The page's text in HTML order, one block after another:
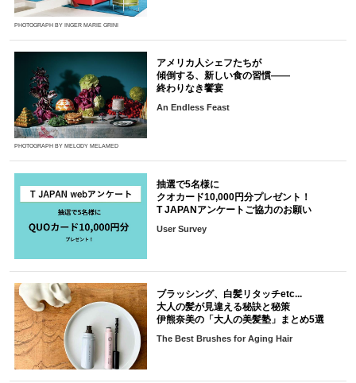
PHOTOGRAPH BY INGER MARIE GRINI
PHOTOGRAPH BY MELODY MELAMED
アメリカ人シェフたちが
傾倒する、新しい食の習慣――
終わりなき饗宴
An Endless Feast
抽選で5名様に
クオカード10,000円分プレゼント！
T JAPANアンケートご協力のお願い
User Survey
ブラッシング、白髪リタッチetc...
大人の髪が見違える秘訣と秘策
伊熊奈美の「大人の美髪塾」まとめ5選
The Best Brushes for Aging Hair